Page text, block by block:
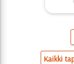
Kaikki